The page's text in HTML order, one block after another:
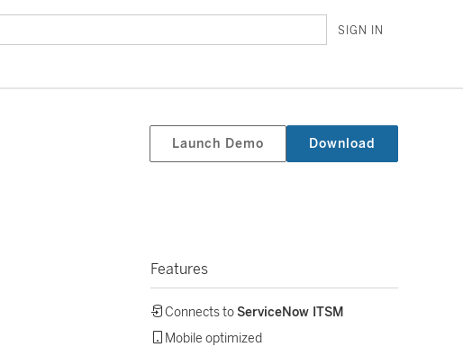
SIGN IN
Launch Demo Download
Features
Connects toServiceNow ITSM
Mobile optimized